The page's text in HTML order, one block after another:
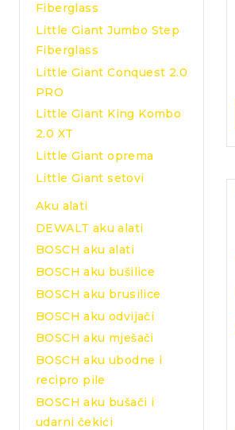
Fiberglass
Little Giant Jumbo Step
Fiberglass
Little Giant Conquest 2.0
PRO
Little Giant King Kombo
2.0 XT
Little Giant oprema
Little Giant setovi
Aku alati
DEWALT aku alati
BOSCH aku alati
BOSCH aku bušilice
BOSCH aku brusilice
BOSCH aku odvijači
BOSCH aku mješači
BOSCH aku ubodne i
recipro pile
BOSCH aku bušači i
udarni čekići